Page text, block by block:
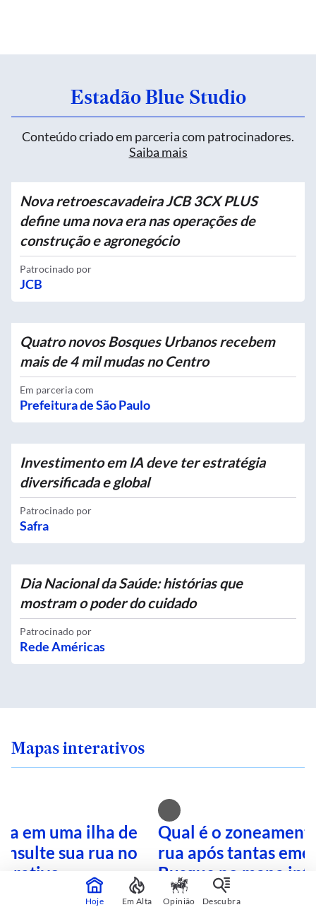
Estadão Blue Studio
Conteúdo criado em parceria com patrocinadores.
Saiba mais
Nova retroescavadeira JCB 3CX PLUS
define uma nova era nas operações de
construção e agronegócio
Patrocinado por
JCB
Quatro novos Bosques Urbanos recebem
mais de 4 mil mudas no Centro
Em parceria com
Prefeitura de São Paulo
Investimento em IA deve ter estratégia
diversificada e global
Patrocinado por
Safra
Dia Nacional da Saúde: histórias que
mostram o poder do cuidado
Patrocinado por
Rede Américas
Mapas interativos
em uma ilha de
sua rua no
Qual é o
rua após tantas
Busque no mapa
Hoje Em Alta Opinião Descubra